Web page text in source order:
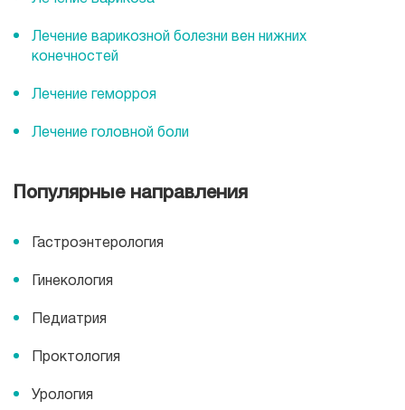
Лечение варикозной болезни вен нижних
конечностей
Лечение геморроя
Лечение головной боли
Популярные направления
Гастроэнтерология
Гинекология
Педиатрия
Проктология
Урология